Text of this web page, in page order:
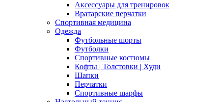
Аксессуары для тренировок
Вратарские перчатки
Спортивная медицина
Одежда
Футбольные шорты
Футболки
Спортивные костюмы
Кофты | Толстовки | Худи
Шапки
Перчатки
Спортивные шарфы